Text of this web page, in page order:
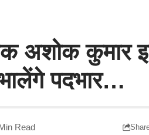
अशोक कुमार
पदभार…
Read